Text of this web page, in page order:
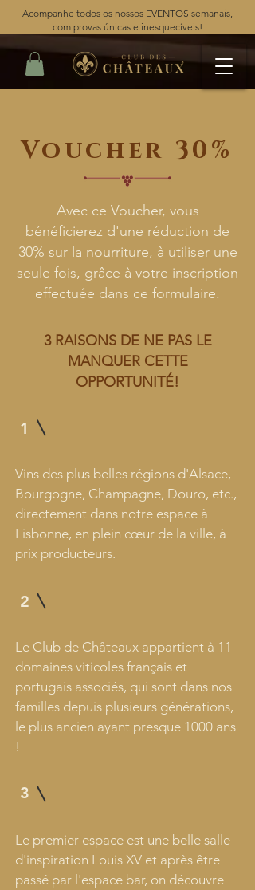
Acompanhe todos os nossos EVENTOS semanais,
com provas únicas e inesquecíveis!
Voucher 30%
Avec ce Voucher, vous
bénéficierez d'une réduction de
30% sur la nourriture, à utiliser une
seule fois, grâce à votre inscription
effectuée dans ce formulaire.
3 RAISONS DE NE PAS LE
MANQUER CETTE
OPPORTUNITÉ!
1
Vins des plus belles régions d'Alsace,
Bourgogne, Champagne, Douro, etc.,
directement dans notre espace à
Lisbonne, en plein cœur de la ville, à
prix producteurs.
2
Le Club de Châteaux appartient à 11
domaines viticoles français et
portugais associés, qui sont dans nos
familles depuis plusieurs générations,
le plus ancien ayant presque 1000 ans
!
3
Le premier espace est une belle salle
d'inspiration Louis XV et après être
passé par l'espace bar, on découvre